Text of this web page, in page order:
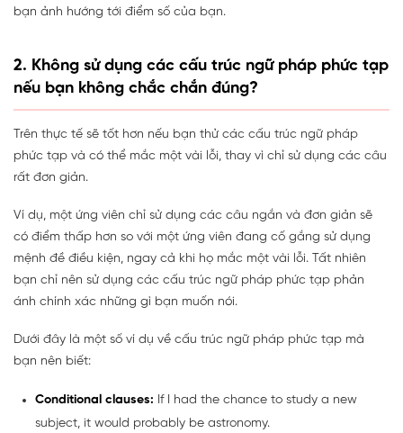
bạn ảnh hướng tới điểm số của bạn.
2. Không sử dụng các cấu trúc ngữ pháp phức tạp
nếu bạn không chắc chắn đúng?
Trên thực tế sẽ tốt hơn nếu bạn thử các cấu trúc ngữ pháp
phức tạp và có thể mắc một vài lỗi, thay vì chỉ sử dụng các câu
rất đơn giản.
Ví dụ, một ứng viên chỉ sử dụng các câu ngắn và đơn giản sẽ
có điểm thấp hơn so với một ứng viên đang cố gắng sử dụng
mệnh đề điều kiện, ngay cả khi họ mắc một vài lỗi. Tất nhiên
bạn chỉ nên sử dụng các cấu trúc ngữ pháp phức tạp phản
ánh chính xác những gì bạn muốn nói.
Dưới đây là một số ví dụ về cấu trúc ngữ pháp phức tạp mà
bạn nên biết:
Conditional clauses: If I had the chance to study a new
subject, it would probably be astronomy.